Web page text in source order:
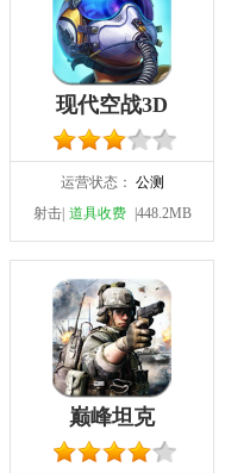
现代空战3D
运营状态： 公测
射击| 道具收费 |448.2MB
巅峰坦克